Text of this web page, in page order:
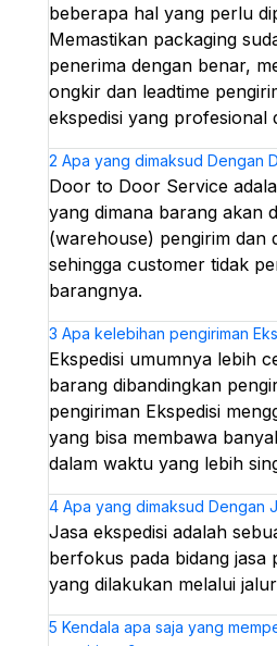
beberapa hal yang perlu
Memastikan packaging
penerima dengan benar,
ongkir dan leadtime
ekspedisi yang profesional
2 Apa yang dimaksud Dengan
Door to Door Service
yang dimana barang akan
(warehouse) pengirim dan
sehingga customer tidak
barangnya.
3 Apa kelebihan pengiriman
Ekspedisi umumnya lebih
barang dibandingkan
pengiriman Ekspedisi
yang bisa membawa
dalam waktu yang lebih
4 Apa yang dimaksud Dengan
Jasa ekspedisi adalah
berfokus pada bidang jasa
yang dilakukan melalui
5 Kendala apa saja yang